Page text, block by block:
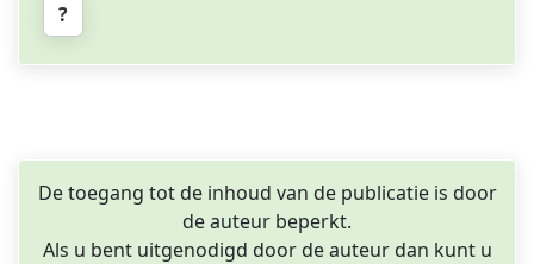
?
De toegang tot de inhoud van de publicatie is door
de auteur beperkt.
Als u bent uitgenodigd door de auteur dan kunt u